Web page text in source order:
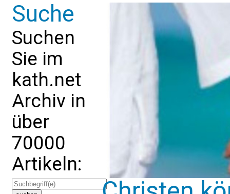
Suche
Suchen
Sie im
kath.net
Archiv in
über
70000
Artikeln: